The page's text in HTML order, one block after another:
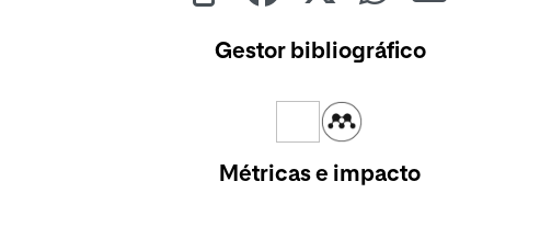
Gestor bibliográfico
Métricas e impacto